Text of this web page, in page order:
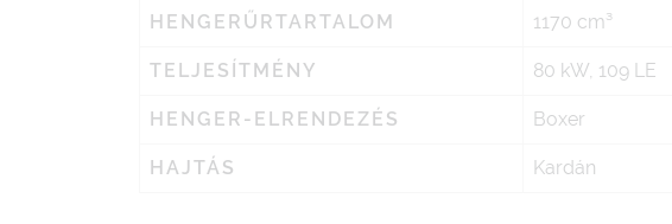
HENGERŰRTARTALOM 1170 cm³
TELJESÍTMÉNY 80 kW, 109 LE
HENGER-ELRENDEZÉS Boxer
HAJTÁS Kardán